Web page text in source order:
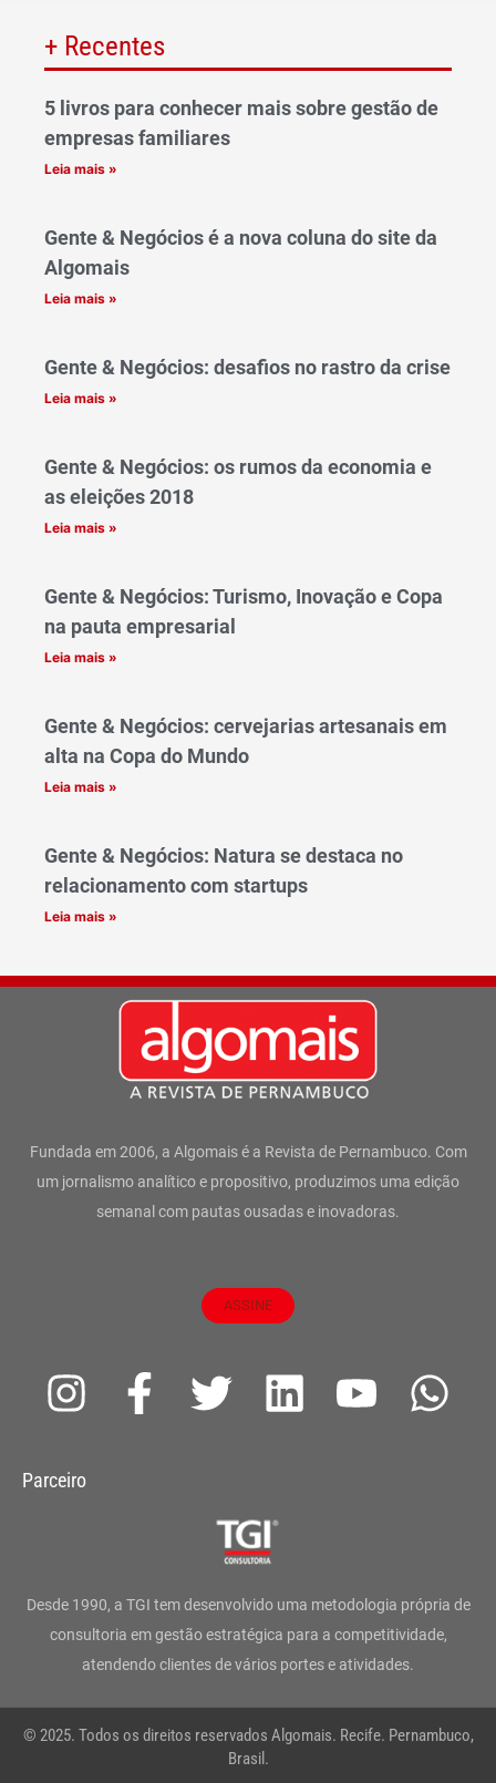
+ Recentes
5 livros para conhecer mais sobre gestão de
empresas familiares
Leia mais »
Gente & Negócios é a nova coluna do site da
Algomais
Leia mais »
Gente & Negócios: desafios no rastro da crise
Leia mais »
Gente & Negócios: os rumos da economia e
as eleições 2018
Leia mais »
Gente & Negócios: Turismo, Inovação e Copa
na pauta empresarial
Leia mais »
Gente & Negócios: cervejarias artesanais em
alta na Copa do Mundo
Leia mais »
Gente & Negócios: Natura se destaca no
relacionamento com startups
Leia mais »
Fundada em 2006, a Algomais é a Revista de Pernambuco. Com
um jornalismo analítico e propositivo, produzimos uma edição
semanal com pautas ousadas e inovadoras.
ASSINE
I
s
g
r
a
m
F
a
o
o
k
-
T
t
e
r
L
d
i
n
Y
b
e
W
a
p
Parceiro
Desde 1990, a TGI tem desenvolvido uma metodologia própria de
consultoria em gestão estratégica para a competitividade,
atendendo clientes de vários portes e atividades.
© 2025. Todos os direitos reservados Algomais. Recife. Pernambuco,
Brasil.